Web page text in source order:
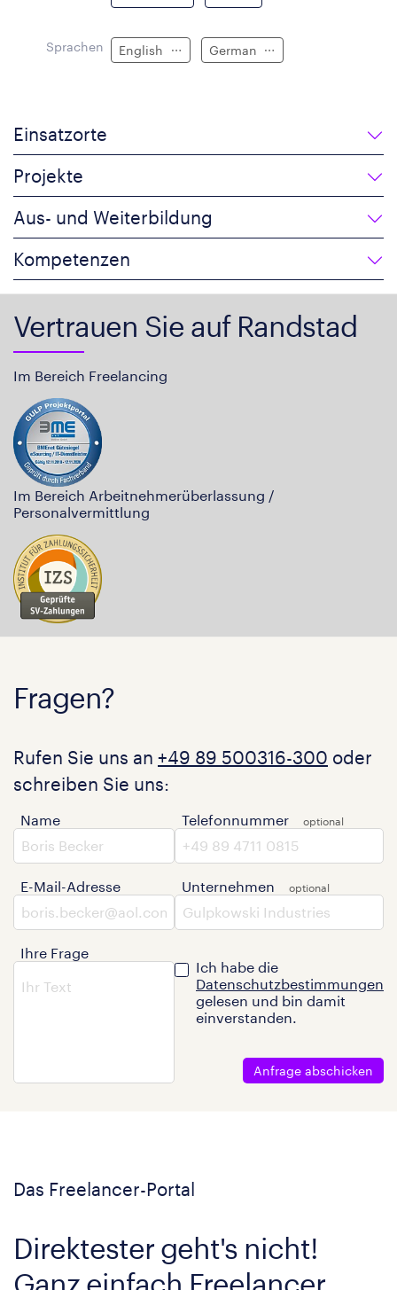
Sprachen English German
Einsatzorte
Projekte
Aus- und Weiterbildung
Kompetenzen
Vertrauen Sie auf Randstad
Im Bereich Freelancing
Im Bereich Arbeitnehmerüberlassung /
Personalvermittlung
Fragen?
Rufen Sie uns an +49 89 500316-300 oder
schreiben Sie uns:
Name
E-Mail-Adresse
Ihre Frage
Telefonnummer
Unternehmen
Ich habe die
Datenschutzbestimmungen
gelesen und bin damit
einverstanden.
Anfrage abschicken
Das Freelancer-Portal
Direktester geht's nicht!
Ganz einfach Freelancer